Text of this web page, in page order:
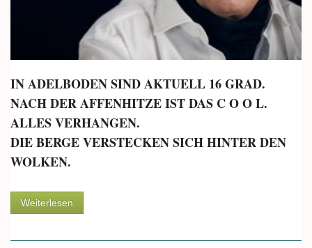
IN ADELBODEN SIND AKTUELL 16 GRAD.
NACH DER AFFENHITZE IST DAS C O O L.
ALLES VERHANGEN.
DIE BERGE VERSTECKEN SICH HINTER DEN
WOLKEN.
Weiterlesen